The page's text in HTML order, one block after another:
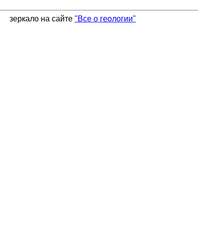
зеркало на сайте "Все о геологии"